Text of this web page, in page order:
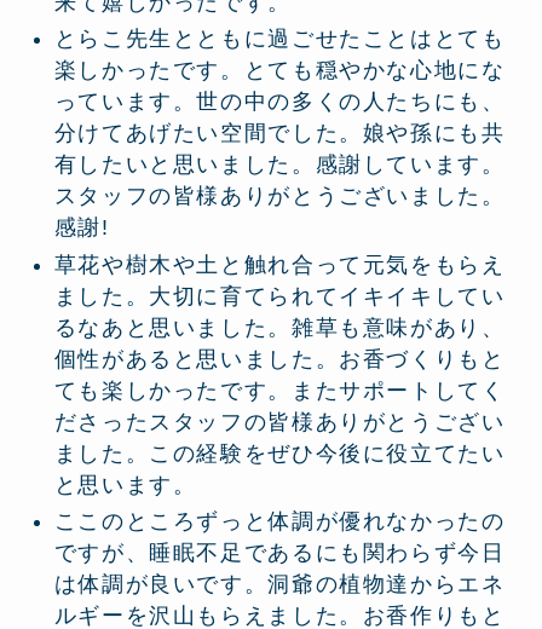
とらこ先生とともに過ごせたことはとても
楽しかったです。とても穏やかな心地にな
っています。世の中の多くの人たちにも、
分けてあげたい空間でした。娘や孫にも共
有したいと思いました。感謝しています。
スタッフの皆様ありがとうございました。
感謝!
草花や樹木や土と触れ合って元気をもらえ
ました。大切に育てられてイキイキしてい
るなあと思いました。雑草も意味があり、
個性があると思いました。お香づくりもと
ても楽しかったです。またサポートしてく
ださったスタッフの皆様ありがとうござい
ました。この経験をぜひ今後に役立てたい
と思います。
ここのところずっと体調が優れなかったの
ですが、睡眠不足であるにも関わらず今日
は体調が良いです。洞爺の植物達からエネ
ルギーを沢山もらえました。お香作りもと